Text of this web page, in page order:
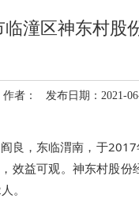
临潼区神东村股
者： 发布日期：2021-
良，东临渭南，于
效益可观。神东村股
。